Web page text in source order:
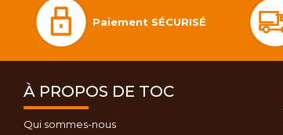
Paiement SÉCURISÉ
À PROPOS DE TOC
Qui sommes-nous